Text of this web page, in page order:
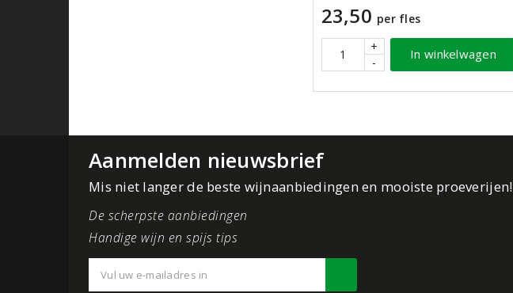
23,50 per fles
+
-
In winkelwagen
Aanmelden nieuwsbrief
Mis niet langer de beste wijnaanbiedingen en mooiste proeverijen!
De scherpste aanbiedingen
Handige wijn en spijs tips